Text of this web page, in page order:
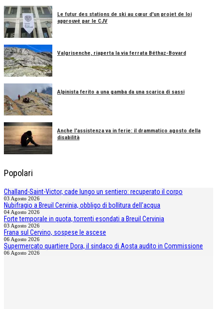
Le futur des stations de ski au cœur d'un projet de loi
approuvé par le CJV
Valgrisenche, riaperta la via ferrata Béthaz-Bovard
Alpinista ferito a una gamba da una scarica di sassi
Anche l'assistenza va in ferie: il drammatico agosto della
disabilità
Popolari
Challand-Saint-Victor, cade lungo un sentiero: recuperato il corpo
03 Agosto 2026
Nubifragio a Breuil Cervinia, obbligo di bollitura dell'acqua
04 Agosto 2026
Forte temporale in quota, torrenti esondati a Breuil Cervinia
03 Agosto 2026
Frana sul Cervino, sospese le ascese
06 Agosto 2026
Supermercato quartiere Dora, il sindaco di Aosta audito in Commissione
06 Agosto 2026